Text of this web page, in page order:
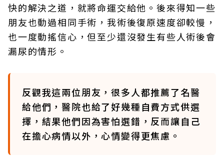
快的解決之道，就將命運交給他。後來得知一些
朋友也動過相同手術，我術後復原速度卻較慢，
也一度動搖信心，但至少還沒發生有些人術後會
漏尿的情形。
反觀我這兩位朋友，很多人都推薦了名醫
給他們，醫院也給了好幾種自費方式供選
擇，結果他們因為害怕選錯，反而讓自己
在擔心病情以外，心情變得更焦慮。